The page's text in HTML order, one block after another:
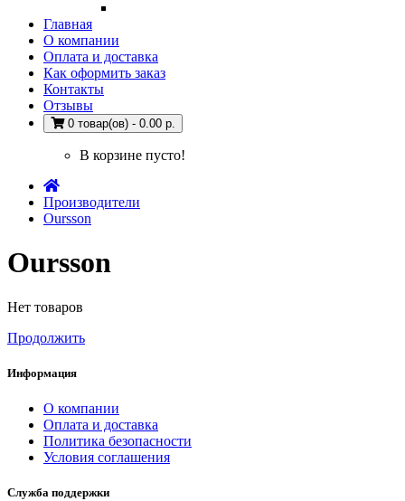
Главная
О компании
Оплата и доставка
Как оформить заказ
Контакты
Отзывы
0 товар(ов) - 0.00 р.
В корзине пусто!
Производители
Oursson
Oursson
Нет товаров
Продолжить
Информация
О компании
Оплата и доставка
Политика безопасности
Условия соглашения
Служба поддержки